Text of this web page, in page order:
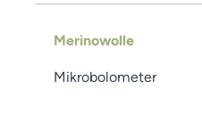
Merinowolle
Mikrobolometer